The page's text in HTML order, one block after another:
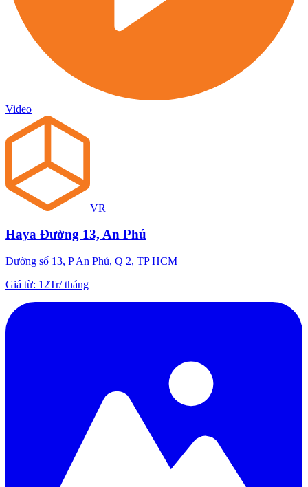
Video
VR
Haya Đường 13, An Phú
Đường số 13, P An Phú, Q 2, TP HCM
Giá từ: 12Tr/tháng